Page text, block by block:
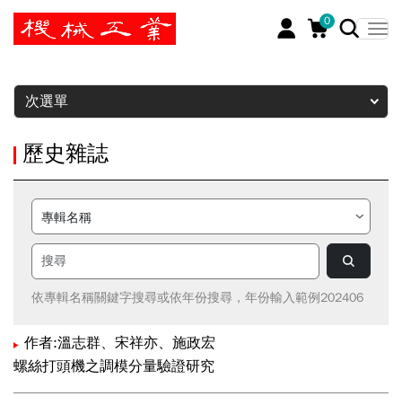
0
暫停
次選單
歷史雜誌
依專輯名稱關鍵字搜尋或依年份搜尋，年份輸入範例202406
作者:溫志群、宋祥亦、施政宏
螺絲打頭機之調模分量驗證研究